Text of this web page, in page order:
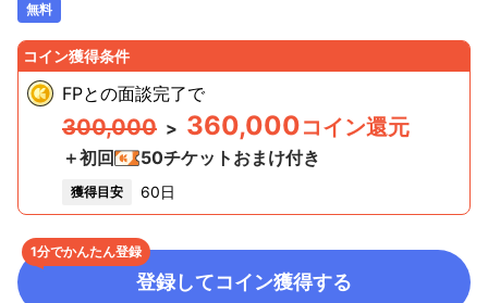
無料
コイン獲得条件
FPとの面談完了で
300,000 > 360,000コイン還元
＋初回 50チケットおまけ付き
獲得目安 60日
1分でかんたん登録
登録してコイン獲得する